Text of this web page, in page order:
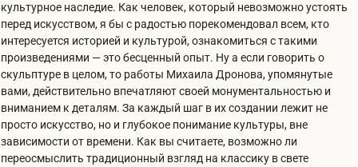
культурное наследие. Как человек, который невозможно устоять
перед искусством, я бы с радостью порекомендовал всем, кто
интересуется историей и культурой, ознакомиться с такими
произведениями — это бесценный опыт. Ну а если говорить о
скульптуре в целом, то работы Михаила Дронова, упомянутые
вами, действительно впечатляют своей монументальностью и
вниманием к деталям. За каждый шаг в их создании лежит не
просто искусство, но и глубокое понимание культуры, вне
зависимости от времени. Как вы считаете, возможно ли
переосмыслить традиционный взгляд на классику в свете